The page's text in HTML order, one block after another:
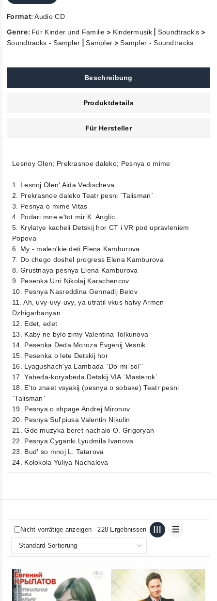
Format:Audio CD
Genre: Für Kinder und Familie > Kindermusik| Soundtrack's >
Soundtracks - Sampler |Sampler >Sampler - Soundtracks
Beschreibung
Produktdetails
Für Hersteller
Lesnoy Olen; Prekrasnoe daleko; Pesnya o mime
1. Lesnoj Olen' Aida Vedischeva
2. Prekrasnoe daleko Teatr pesni `Talisman`
3. Pesnya o mime Vitas
4. Podari mne e'tot mir K. Anglic
5. Krylatye kacheli Detskij hor CT i VR pod upravleniem
Popova
6. My - malen'kie deti Elena Kamburova
7. Do chego doshel progress Elena Kamburova
8. Grustnaya pesnya Elena Kamburova
9. Pesenka Urri Nikolaj Karachencov
10. Pesnya Nasreddina Gennadij Belov
11. Ah, uvy-uvy-uvy, ya utratil vkus halvy Armen
Dzhigarhanyan
12. Edet, edet
13. Kaby ne bylo zimy Valentina Tolkunova
14. Pesenka Deda Moroza Evgenij Vesnik
15. Pesenka o lete Detskij hor
16. Lyagushach'ya Lambada `Do-mi-sol'`
17. Yabeda-koryabeda Detskij VIA `Masterok`
18. E'to znaet vsyakij (pesnya o sobake) Teatr pesni
`Talisman`
19. Pesnya o shpage Andrej Mironov
20. Pesnya Sul'piusa Valentin Nikulin
21. Gde muzyka beret nachalo O. Grigoryan
22. Pesnya Cyganki Lyudmila Ivanova
23. Bud' so mnoj L. Tatarova
24. Kolokola Yuliya Nachalova
Nicht vorrätige anzeigen 228 Ergebnissen